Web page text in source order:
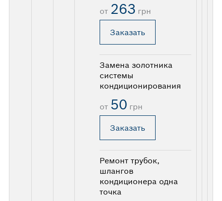
от 263 грн
Заказать
Замена золотника
системы
кондиционирования
от 50 грн
Заказать
Ремонт трубок,
шлангов
кондиционера одна
точка